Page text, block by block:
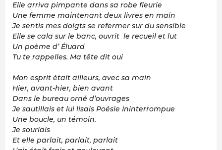
Elle arriva pimpante dans sa robe fleurie
Une femme maintenant deux livres en main
Je sentis mes doigts se refermer sur du sensible
Elle se cala sur le banc, ouvrit le recueil et lut
Un poème d’ Éluard
Tu te rappelles. Ma tête dit oui
Mon esprit était ailleurs, avec sa main
Hier, avant-hier, bien avant
Dans le bureau orné d’ouvrages
Je sautillais et lui lisais Poésie Ininterrompue
Une boucle, un témoin.
Je souriais
Et elle parlait, parlait, parlait